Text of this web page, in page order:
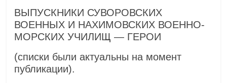
ВЫПУСКНИКИ СУВОРОВСКИХ
ВОЕННЫХ И НАХИМОВСКИХ ВОЕННО-
МОРСКИХ УЧИЛИЩ — ГЕРОИ
(списки были актуальны на момент
публикации).